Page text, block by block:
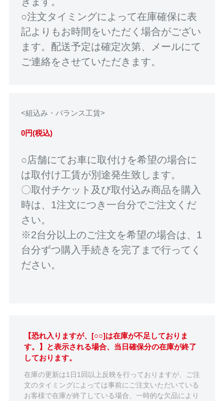
○注文タイミングによって在庫確保に表
記よりもお時間をいただく場合がござい
ます。配送予定は確定次第、メールにて
ご連絡をさせていただきます。
<組込み・バランス工賃>
0円(税込)
○店舗にてお車に取付けを希望の場合に
は取付け工賃が別途発生致します。
〇取付チケット及び取付込み商品を購入
時は、1注文につき一台分でご注文くだ
さい。
※2台分以上のご注文を希望の場合は、1
台分ずつ購入手続きを完了まで行ってく
ださい。
【恐れ入りますが、[○○]は在庫が不足しておりま
す。】と表示される場合、当日確保分の在庫が終了
しております。
在庫の更新は1日1回以上反映を行っておりますが、ご注
文のタイミングによっては事前にご注文いただいている
お客様で在庫が終了している場合、一時的な欠品により